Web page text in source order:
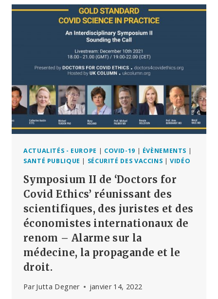
FAUCI
–
ENTRETIEN
CATHERINE
AUSTIN
FITTS
ROBERT
F.
KENNEDY,
ACTUALITÉS - EUROPE | COVID-19 | ÉVÈNEMENTS |
SANTÉ PUBLIQUE | SÉCURITÉ DES VACCINS |VIDÉO
Symposium II de ‘Doctors for
Covid Ethics’ réunissant des
scientifiques, des juristes et des
économistes internationaux de
renom – Alarme sur la
médecine, la propagande et le
droit.
Par Jutta Degner janvier 14, 2022